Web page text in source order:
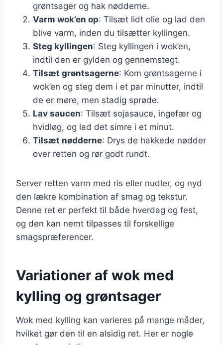
grøntsager og hak nødderne.
Varm wok’en op: Tilsæt lidt olie og lad den
blive varm, inden du tilsætter kyllingen.
Steg kyllingen: Steg kyllingen i wok’en,
indtil den er gylden og gennemstegt.
Tilsæt grøntsagerne: Kom grøntsagerne i
wok’en og steg dem i et par minutter, indtil
de er møre, men stadig sprøde.
Lav saucen: Tilsæt sojasauce, ingefær og
hvidløg, og lad det simre i et minut.
Tilsæt nødderne: Drys de hakkede nødder
over retten og rør godt rundt.
Server retten varm med ris eller nudler, og nyd
den lækre kombination af smag og tekstur.
Denne ret er perfekt til både hverdag og fest,
og den kan nemt tilpasses til forskellige
smagspræferencer.
Variationer af wok med
kylling og grøntsager
Wok med kylling kan varieres på mange måder,
hvilket gør den til en alsidig ret. Her er nogle